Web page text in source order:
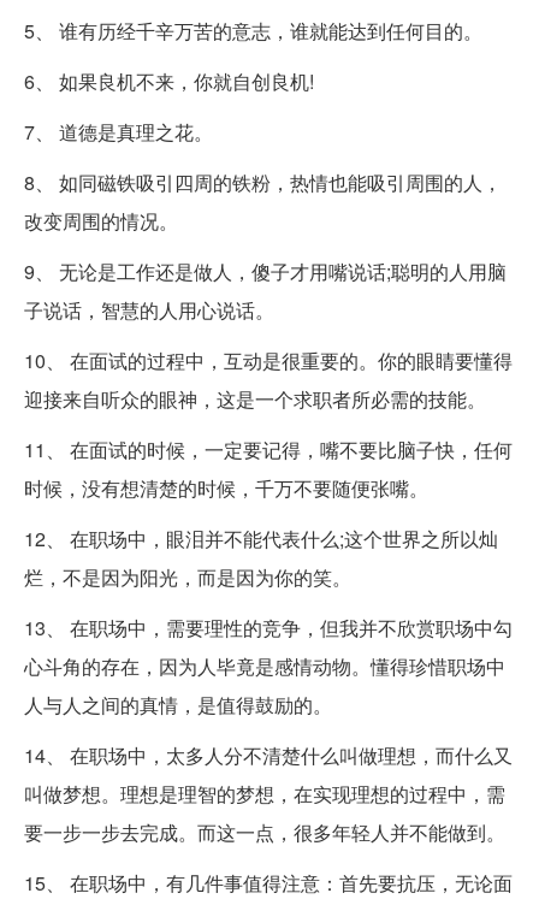
5、 谁有历经千辛万苦的意志，谁就能达到任何目的。
6、 如果良机不来，你就自创良机!
7、 道德是真理之花。
8、 如同磁铁吸引四周的铁粉，热情也能吸引周围的人，
改变周围的情况。
9、 无论是工作还是做人，傻子才用嘴说话;聪明的人用脑
子说话，智慧的人用心说话。
10、 在面试的过程中，互动是很重要的。你的眼睛要懂得
迎接来自听众的眼神，这是一个求职者所必需的技能。
11、 在面试的时候，一定要记得，嘴不要比脑子快，任何
时候，没有想清楚的时候，千万不要随便张嘴。
12、 在职场中，眼泪并不能代表什么;这个世界之所以灿
烂，不是因为阳光，而是因为你的笑。
13、 在职场中，需要理性的竞争，但我并不欣赏职场中勾
心斗角的存在，因为人毕竟是感情动物。懂得珍惜职场中
人与人之间的真情，是值得鼓励的。
14、 在职场中，太多人分不清楚什么叫做理想，而什么又
叫做梦想。理想是理智的梦想，在实现理想的过程中，需
要一步一步去完成。而这一点，很多年轻人并不能做到。
15、 在职场中，有几件事值得注意：首先要抗压，无论面